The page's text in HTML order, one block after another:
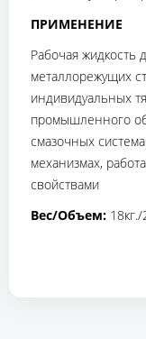
ПРИМЕНЕНИЕ
Рабочая жидкость
металлорежущих
индивидуальных
промышленного
смазочных
механизмах,
свойствами
Вес/Объем: